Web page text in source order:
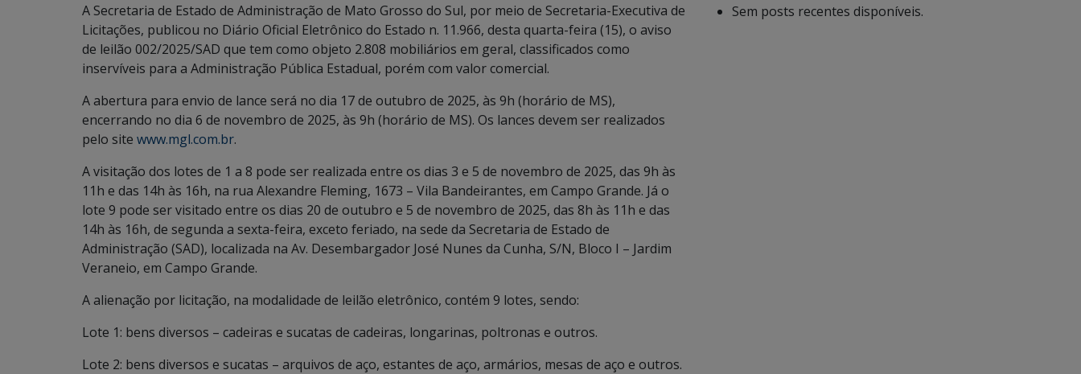
A Secretaria de Estado de Administração de Mato Grosso do Sul, por meio de Secretaria-Executiva de
Licitações, publicou no Diário Oficial Eletrônico do Estado n. 11.966, desta quarta-feira (15), o aviso
de leilão 002/2025/SAD que tem como objeto 2.808 mobiliários em geral, classificados como
inservíveis para a Administração Pública Estadual, porém com valor comercial.
A abertura para envio de lance será no dia 17 de outubro de 2025, às 9h (horário de MS),
encerrando no dia 6 de novembro de 2025, às 9h (horário de MS). Os lances devem ser realizados
pelo site www.mgl.com.br.
A visitação dos lotes de 1 a 8 pode ser realizada entre os dias 3 e 5 de novembro de 2025, das 9h às
11h e das 14h às 16h, na rua Alexandre Fleming, 1673 – Vila Bandeirantes, em Campo Grande. Já o
lote 9 pode ser visitado entre os dias 20 de outubro e 5 de novembro de 2025, das 8h às 11h e das
14h às 16h, de segunda a sexta-feira, exceto feriado, na sede da Secretaria de Estado de
Administração (SAD), localizada na Av. Desembargador José Nunes da Cunha, S/N, Bloco I – Jardim
Veraneio, em Campo Grande.
A alienação por licitação, na modalidade de leilão eletrônico, contém 9 lotes, sendo:
Lote 1: bens diversos – cadeiras e sucatas de cadeiras, longarinas, poltronas e outros.
Lote 2: bens diversos e sucatas – arquivos de aço, estantes de aço, armários, mesas de aço e outros.
Sem posts recentes disponíveis.